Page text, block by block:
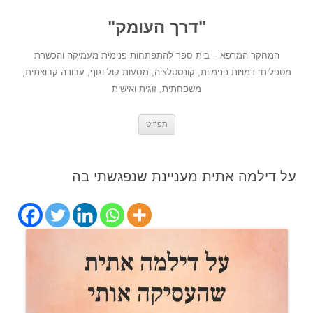
"דרך העומק"
המחקר המרפא – בית ספר להתפתחות פנימית מעמיקה והכשרת
מטפלים: דמויות פנימיות, קונסטלציה, מסעות קול וגוף, עבודה קבוצתית,
משפחתית, זוגית ואישית
תפריט
על דילמה אתית מעניינת שנפגשתי בה